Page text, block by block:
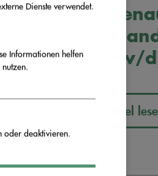
(m/w/
Artikel
Dienste verwendet.
Informationen helfen
oder deaktivieren.